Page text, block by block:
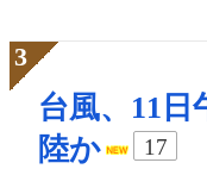
台風、11日
陸か
17